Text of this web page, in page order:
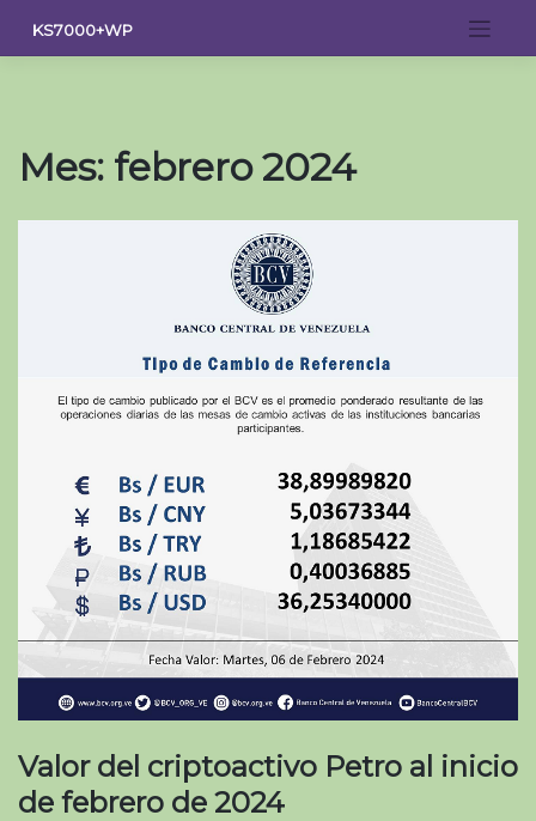
contenido
KS7000+WP
Mes: febrero 2024
Valor del criptoactivo Petro al inicio
de febrero de 2024